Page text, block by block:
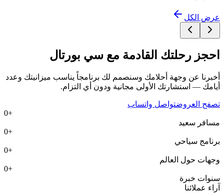
عرض الكل
احجز رحلتك القادمة مع سي بورتال
أخبرنا عن وجهة أحلامك وسنصمم لك برنامجاً يناسب ميزانيتك وعدد
أيامك — استشارتك الأولى مجانية ودون أي التزام.
تصفح العروضتواصل واتساب
0+
مسافر سعيد
0+
برنامج سياحي
0+
وجهات حول العالم
0+
سنوات خبرة
آراء عملائنا